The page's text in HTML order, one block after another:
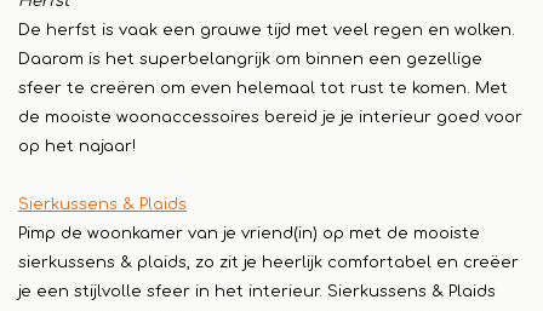
De herfst is vaak een grauwe tijd met veel regen en wolken.
Daarom is het superbelangrijk om binnen een gezellige
sfeer te creëren om even helemaal tot rust te komen. Met
de mooiste woonaccessoires bereid je je interieur goed voor
op het najaar!
Sierkussens & Plaids
Pimp de woonkamer van je vriend(in) op met de mooiste
sierkussens & plaids, zo zit je heerlijk comfortabel en creëer
je een stijlvolle sfeer in het interieur. Sierkussens & Plaids